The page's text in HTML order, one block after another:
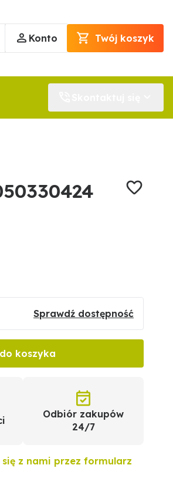
Konto Twój koszyk
Sprawdź dostępność
koszyka
Odbiór zakupów
24/7
z nami przez formularz